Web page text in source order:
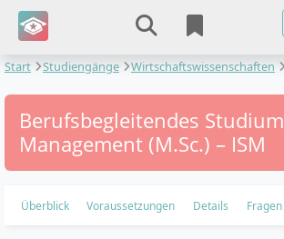
Start Studiengänge Wirtschaftswissenschaften
Berufsbegleitendes Studium
Management (M.Sc.) – ISM
Überblick Voraussetzungen Details Fragen